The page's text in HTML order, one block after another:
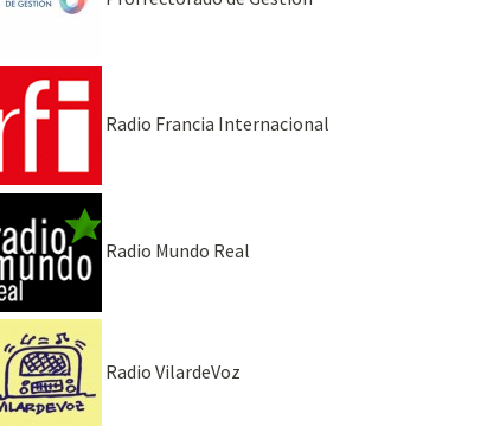
Radio Francia Internacional
Radio Mundo Real
Radio VilardeVoz